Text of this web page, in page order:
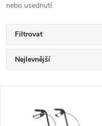
nebo usednutí.
Filtrovat
Ř
a
Nejlevnější
Abecedně